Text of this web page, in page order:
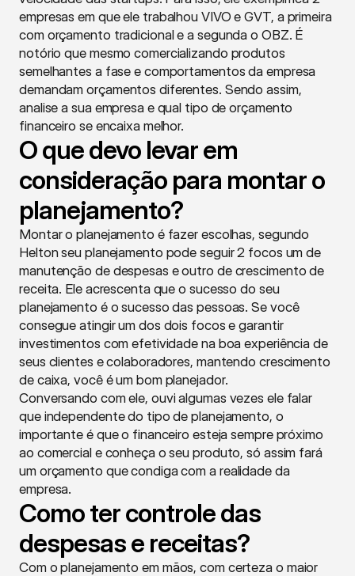
empresas em que ele trabalhou VIVO e GVT, a primeira
com orçamento tradicional e a segunda o OBZ. É
notório que mesmo comercializando produtos
semelhantes a fase e comportamentos da empresa
demandam orçamentos diferentes. Sendo assim,
analise a sua empresa e qual tipo de orçamento
financeiro se encaixa melhor.
O que devo levar em
consideração para montar o
planejamento?
Montar o planejamento é fazer escolhas, segundo
Helton seu planejamento pode seguir 2 focos um de
manutenção de despesas e outro de crescimento de
receita. Ele acrescenta que o sucesso do seu
planejamento é o sucesso das pessoas. Se você
consegue atingir um dos dois focos e garantir
investimentos com efetividade na boa experiência de
seus clientes e colaboradores, mantendo crescimento
de caixa, você é um bom planejador.
Conversando com ele, ouvi algumas vezes ele falar
que independente do tipo de planejamento, o
importante é que o financeiro esteja sempre próximo
ao comercial e conheça o seu produto, só assim fará
um orçamento que condiga com a realidade da
empresa.
Como ter controle das
despesas e receitas?
Com o planejamento em mãos, com certeza o maior